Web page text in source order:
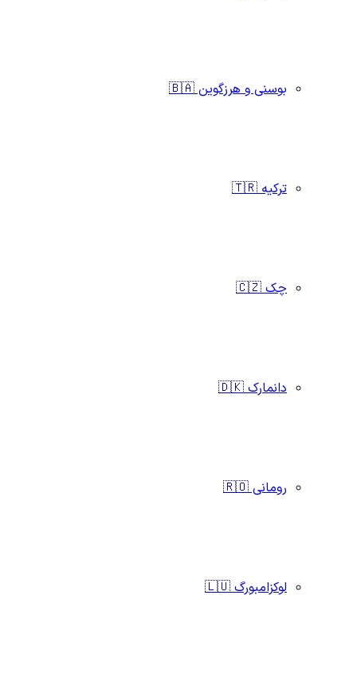
بوسنی و هرزگوین 🇧🇦
ترکیه 🇹🇷
چک 🇨🇿
دانمارک 🇩🇰
رومانی 🇷🇴
لوکزامبورگ 🇱🇺